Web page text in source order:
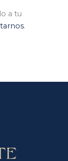
a tu
.